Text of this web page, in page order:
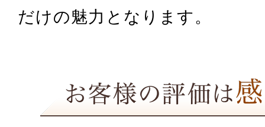
だけの魅力となります。